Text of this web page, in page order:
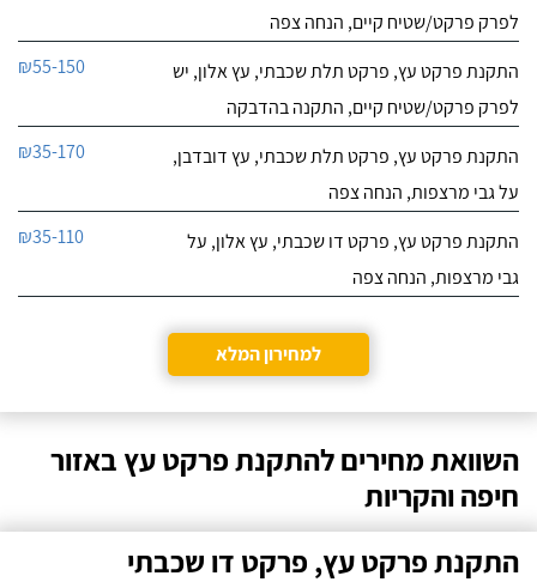
לפרק פרקט/שטיח קיים, הנחה צפה
התקנת פרקט עץ, פרקט תלת שכבתי, עץ אלון, יש
לפרק פרקט/שטיח קיים, התקנה בהדבקה
₪55-150
התקנת פרקט עץ, פרקט תלת שכבתי, עץ דובדבן,
על גבי מרצפות, הנחה צפה
₪35-170
התקנת פרקט עץ, פרקט דו שכבתי, עץ אלון, על
גבי מרצפות, הנחה צפה
₪35-110
למחירון המלא
השוואת מחירים להתקנת פרקט עץ באזור
חיפה והקריות
התקנת פרקט עץ, פרקט דו שכבתי